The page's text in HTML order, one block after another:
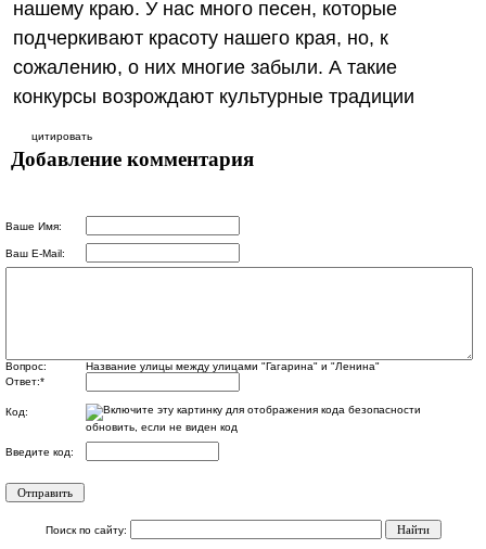
нашему краю. У нас много песен, которые
подчеркивают красоту нашего края, но, к
сожалению, о них многие забыли. А такие
конкурсы возрождают культурные традиции
цитировать
Добавление комментария
Ваше Имя:
Ваш E-Mail:
Вопрос:
Название улицы между улицами "Гагарина" и "Ленина"
Ответ:*
Код:
обновить, если не виден код
Введите код:
Поиск по сайту: